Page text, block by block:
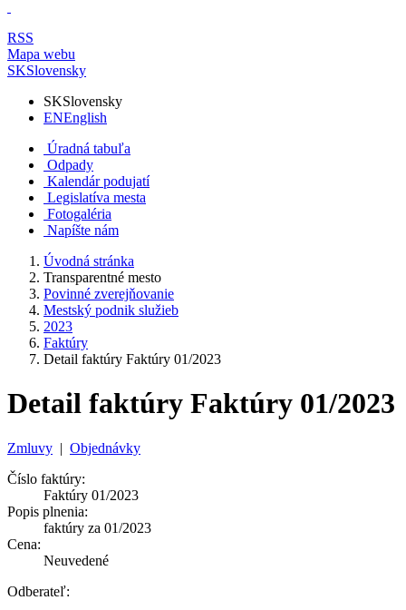
RSS
Mapa webu
SKSlovensky
SKSlovensky
ENEnglish
Úradná tabuľa
Odpady
Kalendár podujatí
Legislatíva mesta
Fotogaléria
Napíšte nám
Úvodná stránka
Transparentné mesto
Povinné zverejňovanie
Mestský podnik služieb
2023
Faktúry
Detail faktúry Faktúry 01/2023
Detail faktúry Faktúry 01/2023
Zmluvy | Objednávky
Číslo faktúry:
Faktúry 01/2023
Popis plnenia:
faktúry za 01/2023
Cena:
Neuvedené
Odberateľ: